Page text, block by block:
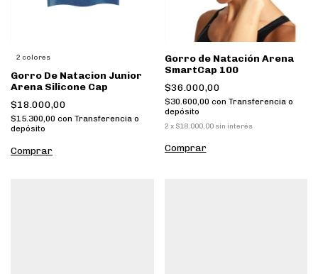
2 colores
Gorro De Natacion Junior
Arena Silicone Cap
$18.000,00
$15.300,00 con Transferencia o
depósito
Comprar
Gorro de Natación Arena
SmartCap 100
$36.000,00
$30.600,00 con Transferencia o
depósito
2 x $18.000,00 sin interés
Comprar